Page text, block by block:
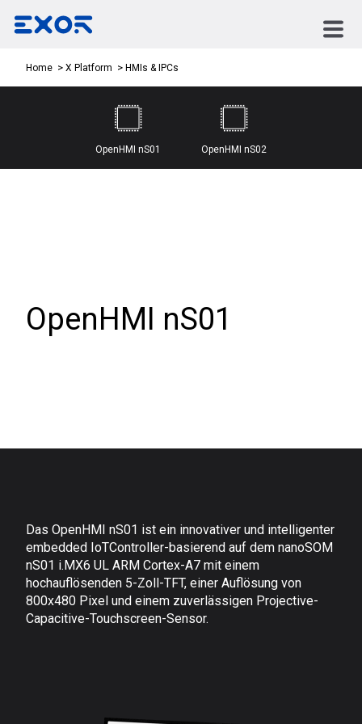
Home X Platform HMIs & IPCs
OpenHMI nS01 OpenHMI nS02
OpenHMI nS01
Das OpenHMI nS01 ist ein innovativer und intelligenter
embedded IoTController-basierend auf dem nanoSOM
nS01 i.MX6 UL ARM Cortex-A7 mit einem
hochauflösenden 5-Zoll-TFT, einer Auflösung von
800x480 Pixel und einem zuverlässigen Projective-
Capacitive-Touchscreen-Sensor.